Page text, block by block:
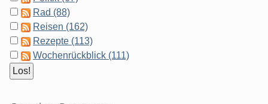
Rad (88)
Reisen (162)
Rezepte (113)
Wochenrückblick (111)